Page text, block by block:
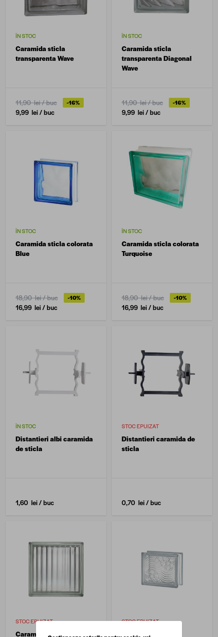
ÎN STOC
Caramida sticla
transparenta Wave
11,90 lei/ buc -16%
9,99 lei/ buc
ÎN STOC
Caramida sticla
transparenta Diagonal
Wave
11,90 lei/ buc -16%
9,99 lei/ buc
ÎN STOC
Caramida sticla colorata
Blue
18,90 lei/ buc -10%
16,99 lei/ buc
ÎN STOC
Caramida sticla colorata
Turquoise
18,90 lei/ buc -10%
16,99 lei/ buc
ÎN STOC
Distantieri albi caramida
de sticla
1,60 lei/ buc
STOC EPUIZAT
Distantieri caramida de
sticla
0,70 lei/ buc
STOC EPUIZAT
Caramida sticla
STOC EPUIZAT
Caramida sticla